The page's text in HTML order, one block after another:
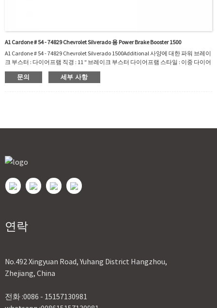
A1 Cardone # 54 - 74829 Chevrolet Silverado 용 Power Brake Booster 1500
A1 Cardone # 54 - 74829 Chevrolet Silverado 1500Additional 사양에 대한 파워 브레이
크 부스터 : ​​다이어프램 직경 : 11 ″ 브레이크 부스터 다이어프램 스타일 : 이중 다이어
프램 마테르 : 스틸 마스터 실린더 포함 : Noom Interchange : 5474829A1 Cardone # 54
- GMC 시에라와 S ...
문의 세부 사항
연락
No.492 Xingyuan Road, Yuhang District Hangzhou,
Zhejiang, China
전화 :0086 - 15157130981